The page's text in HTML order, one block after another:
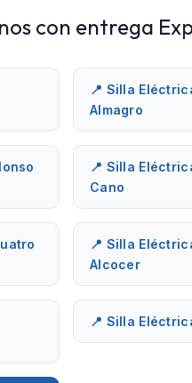
con entrega
📍 Silla
Almagro
📍 Silla
Cano
📍 Silla
Alcocer
📍 Silla